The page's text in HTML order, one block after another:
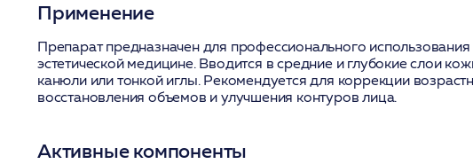
Применение
Препарат предназначен для профессионального использования
эстетической медицине. Вводится в средние и глубокие слои
канюли или тонкой иглы. Рекомендуется для коррекции
восстановления объемов и улучшения контуров лица.
Активные компоненты